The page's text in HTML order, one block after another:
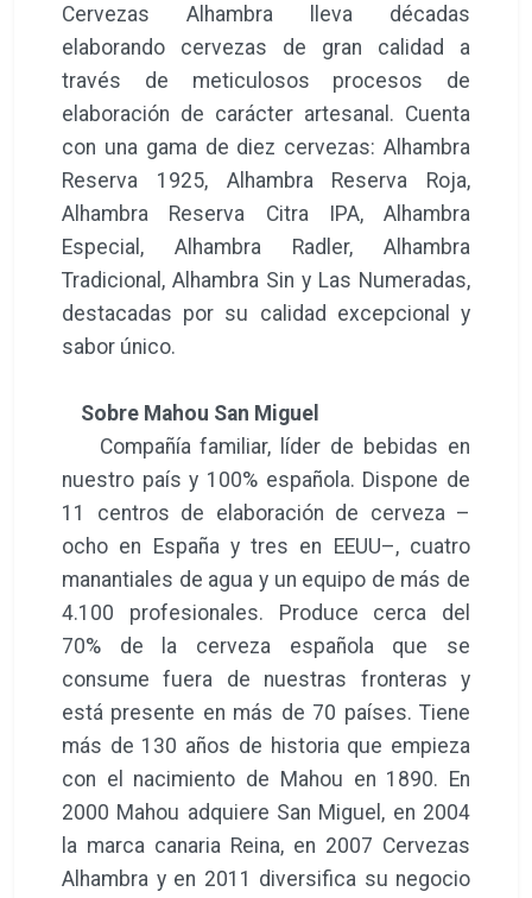
Cervezas Alhambra lleva décadas
elaborando cervezas de gran calidad a
través de meticulosos procesos de
elaboración de carácter artesanal. Cuenta
con una gama de diez cervezas: Alhambra
Reserva 1925, Alhambra Reserva Roja,
Alhambra Reserva Citra IPA, Alhambra
Especial, Alhambra Radler, Alhambra
Tradicional, Alhambra Sin y Las Numeradas,
destacadas por su calidad excepcional y
sabor único.
Sobre Mahou San Miguel
Compañía familiar, líder de bebidas en
nuestro país y 100% española. Dispone de
11 centros de elaboración de cerveza –
ocho en España y tres en EEUU–, cuatro
manantiales de agua y un equipo de más de
4.100 profesionales. Produce cerca del
70% de la cerveza española que se
consume fuera de nuestras fronteras y
está presente en más de 70 países. Tiene
más de 130 años de historia que empieza
con el nacimiento de Mahou en 1890. En
2000 Mahou adquiere San Miguel, en 2004
la marca canaria Reina, en 2007 Cervezas
Alhambra y en 2011 diversifica su negocio